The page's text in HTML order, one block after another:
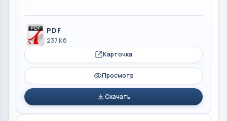
PDF
237 Кб
Карточка
Просмотр
Скачать